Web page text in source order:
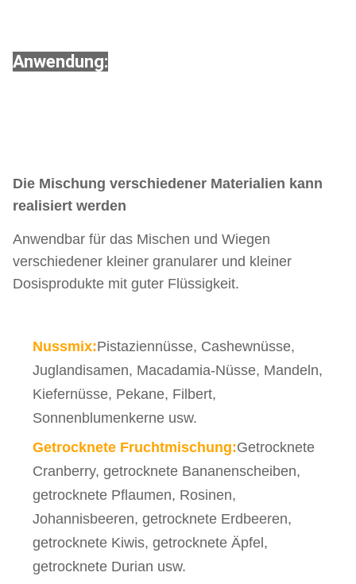
Anwendung:
Die Mischung verschiedener Materialien kann
realisiert werden
Anwendbar für das Mischen und Wiegen
verschiedener kleiner granularer und kleiner
Dosisprodukte mit guter Flüssigkeit.
Nussmix:Pistaziennüsse, Cashewnüsse,
Juglandisamen, Macadamia-Nüsse, Mandeln,
Kiefernüsse, Pekane, Filbert,
Sonnenblumenkerne usw.
Getrocknete Fruchtmischung:Getrocknete
Cranberry, getrocknete Bananenscheiben,
getrocknete Pflaumen, Rosinen,
Johannisbeeren, getrocknete Erdbeeren,
getrocknete Kiwis, getrocknete Äpfel,
getrocknete Durian usw.